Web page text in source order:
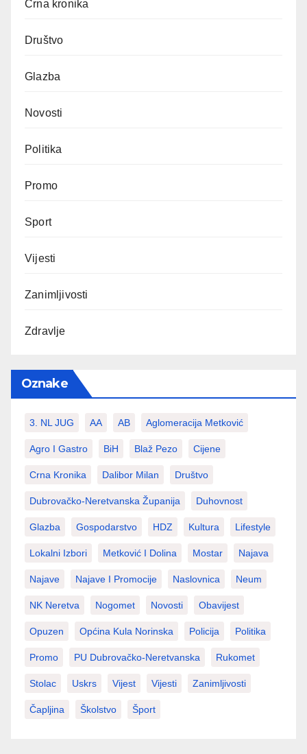
Crna kronika
Društvo
Glazba
Novosti
Politika
Promo
Sport
Vijesti
Zanimljivosti
Zdravlje
Oznake
3. NL JUG AA AB Aglomeracija Metković
Agro I Gastro BiH Blaž Pezo Cijene
Crna Kronika Dalibor Milan Društvo
Dubrovačko-Neretvanska Županija Duhovnost
Glazba Gospodarstvo HDZ Kultura Lifestyle
Lokalni Izbori Metković I Dolina Mostar Najava
Najave Najave I Promocije Naslovnica Neum
NK Neretva Nogomet Novosti Obavijest
Opuzen Općina Kula Norinska Policija Politika
Promo PU Dubrovačko-Neretvanska Rukomet
Stolac Uskrs Vijest Vijesti Zanimljivosti
Čapljina Školstvo Šport